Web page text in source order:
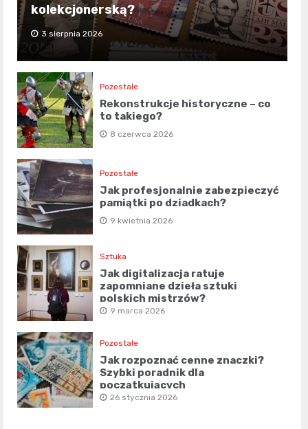
kolekcjonerską?
3 sierpnia 2026
Pozostałe
Rekonstrukcje historyczne – co
to takiego?
8 czerwca 2026
Pozostałe
Jak profesjonalnie zabezpieczyć
pamiątki po dziadkach?
9 kwietnia 2026
Sztuka
Jak digitalizacja ratuje
zapomniane dzieła sztuki
polskich mistrzów?
9 marca 2026
Pozostałe
Jak rozpoznać cenne znaczki?
Szybki poradnik dla
początkujących
26 stycznia 2026